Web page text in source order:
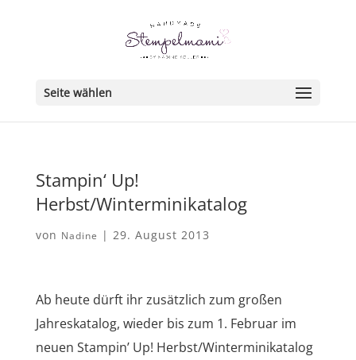
Seite wählen
Stampin‘ Up!
Herbst/Winterminikatalog
von Nadine | 29. August 2013
Ab heute dürft ihr zusätzlich zum großen
Jahreskatalog, wieder bis zum 1. Februar im
neuen Stampin’ Up! Herbst/Winterminikatalog